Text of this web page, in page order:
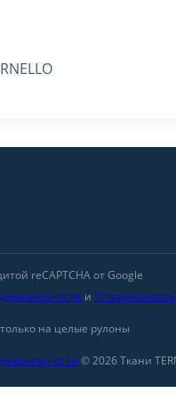
reCAPTCHA от Google
и Условия
на целые рулоны
© 2026 Ткани